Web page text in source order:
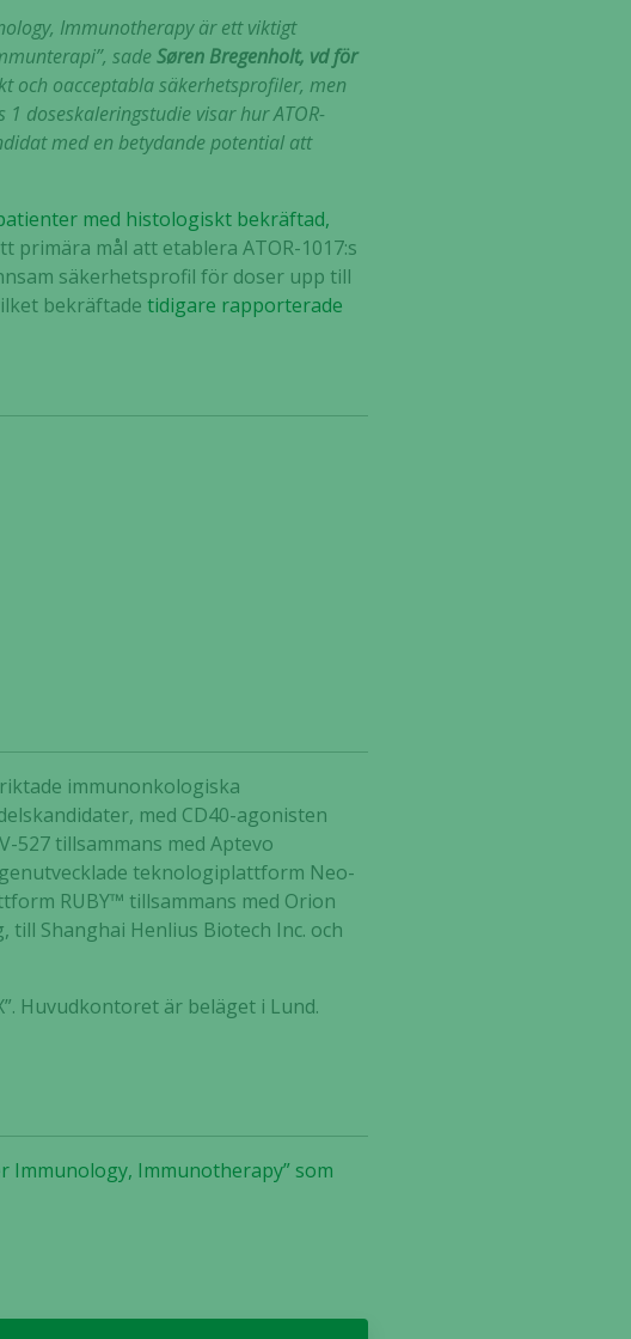
Immunotherapy är ett viktigt
sadeSøren Bregenholt, vd för
och oacceptabla säkerhetsprofiler, men
doseskaleringstudie visar hur ATOR-
med en betydande potential att
med histologiskt bekräftad,
primära mål att etablera ATOR-1017:s
säkerhetsprofil för doser upp till
bekräftadetidigare rapporterade
immunonkologiska
med CD40-agonisten
527 tillsammans med Aptevo
teknologiplattform Neo-
RUBY™ tillsammans med Orion
Shanghai Henlius Biotech Inc. och
Huvudkontoret är beläget i Lund.
Immunology, Immunotherapy” som